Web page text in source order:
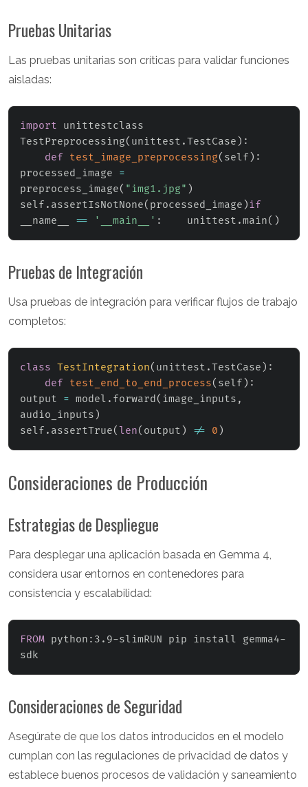
Pruebas Unitarias
Las pruebas unitarias son críticas para validar funciones
aisladas:
import unittestclass
TestPreprocessing( unittest .TestCase ) :
def
test_image_preprocessing( self ) :
processed_image =
preprocess_image( "img1.jpg" )
self . assertIsNotNone( processed_image )if
__name__ == '__main__' :
    unittest
.main( )
Pruebas de Integración
Usa pruebas de integración para verificar flujos de trabajo
completos:
class TestIntegration( unittest .TestCase ) :
def
test_end_to_end_process( self ) :
output = model . forward ( image_inputs ,
audio_inputs )
self . assertTrue( len( output ) != 0 )
Consideraciones de Producción
Estrategias de Despliegue
Para desplegar una aplicación basada en Gemma 4,
considera usar entornos en contenedores para
consistencia y escalabilidad:
FROM python:3.9-slimRUN pip install gemma4-
sdk
Consideraciones de Seguridad
Asegúrate de que los datos introducidos en el modelo
cumplan con las regulaciones de privacidad de datos y
establece buenos procesos de validación y saneamiento